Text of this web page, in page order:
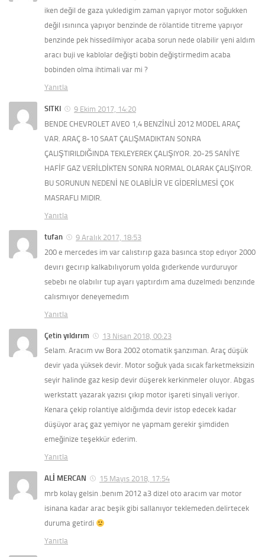
iken değil de gaza yukledigim zaman yapıyor motor soğukken
değil ısınınca yapıyor benzinde de rölantide titreme yapıyor
benzinde pek hissedilmiyor acaba sorun nede olabilir yeni aldım
aracı buji ve kablolar değişti bobin değiştirmedim acaba
bobinden olma ihtimali var mi ?
Yanıtla
SITKI
9 Ekim 2017, 14:20
BENDE CHEVROLET AVEO 1,4 BENZİNLİ 2012 MODEL ARAÇ
VAR. ARAÇ 8-10 SAAT ÇALIŞMADIKTAN SONRA
ÇALIŞTIRILDIĞINDA TEKLEYEREK ÇALIŞIYOR. 20-25 SANİYE
HAFİF GAZ VERİLDİKTEN SONRA NORMAL OLARAK ÇALIŞIYOR.
BU SORUNUN NEDENİ NE OLABİLİR VE GİDERİLMESİ ÇOK
MASRAFLI MIDIR.
Yanıtla
tufan
9 Aralık 2017, 18:53
200 e mercedes im var calıstırıp gaza basınca stop edıyor 2000
devırı gecırıp kalkabılıyorum yolda gıderkende vurduruyor
sebebı ne olabılır tup ayarı yaptırdım ama duzelmedı benzınde
calısmıyor deneyemedım
Yanıtla
Çetin yıldırım
13 Nisan 2018, 00:23
Selam. Aracım vw Bora 2002 otomatik şanzıman. Araç düşük
devir yada yüksek devir. Motor soğuk yada sıcak farketmeksizin
seyir halinde gaz kesip devir düşerek kerkinmeler oluyor. Abgas
werkstatt yazarak yazısı çıkıp motor işareti sinyali veriyor.
Kenara çekip rolantiye aldığımda devir istop edecek kadar
düşüyor araç gaz yemiyor ne yapmam gerekir şimdiden
emeğinize teşekkür ederim.
Yanıtla
ALİ MERCAN
15 Mayıs 2018, 17:54
mrb kolay gelsin .benım 2012 a3 dizel oto aracım var motor
isinana kadar arac beşik gibi sallanıyor teklemeden.delirtecek
duruma getirdi
Yanıtla